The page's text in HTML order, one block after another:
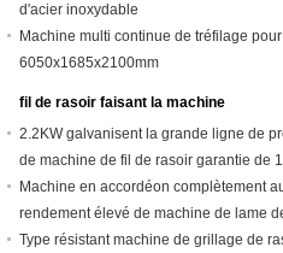
d'acier inoxydable
Machine multi continue de tréfilage
6050x1685x2100mm
fil de rasoir faisant la machine
2.2KW galvanisent la grande ligne de
de machine de fil de rasoir garantie de
Machine en accordéon complètement
rendement élevé de machine de lame
Type résistant machine de grillage de